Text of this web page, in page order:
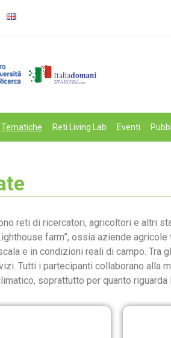
Tematiche Reti Living Lab Eventi
reti di ricercatori, agricoltori e altri
farm”, ossia aziende
e in condizioni reali di campo.
Tutti i partecipanti collaborano alla
soprattutto per quanto riguarda